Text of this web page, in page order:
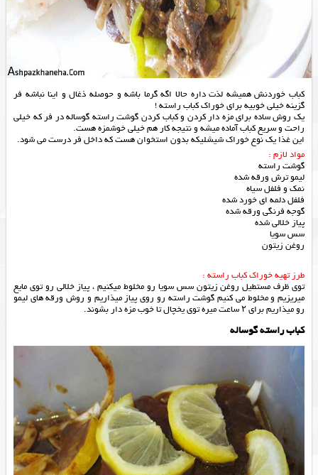
کباب خوردنش همیشه لذت داره حالا اگه گرما باشه و حوصله ذغال و اینا نباشه فر
گزینه خیلی خوبیه برای خوراک کباب راسته !
یک روش ساده برای مزه دار کردن و کباب کردن گوشت راسته گوساله در فر که خیلی
راحت و سریع کباب آماده میشه و نتیجه کار هم خیلی خوشمزه هست.
این غذا یک نوع خوراک شیشلیکه بدون استخوان هست که داخل فر درست می شود.
مواد لازم :
گوشت راسته
لیمو ترش ورقه شده
نمک و فلفل سیاه
فلفل دلمه ای خورد شده
گوجه فرنگی ورقه شده
پیاز خلالی شده
سس سویا
روغن زیتون
طرز تهیه خوراک کباب راسته :
توی ظرف مستطیل روغن زیتون سس سویا رو مخلوط میکنیم ، پیاز خلالی رو توی مایع
میریزیم و مخلوط می کنیم گوشت راسته رو روی پیاز میذاریم و روش ورقه های لیمو
رو میذاریم برای ۲ ساعت میره توی یخچال تا خوب مزه دار بشوند.
کباب راسته گوساله